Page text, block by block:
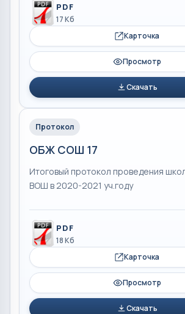
PDF
17 Кб
Карточка
Просмотр
Скачать
Протокол
ОБЖ СОШ 17
Итоговый протокол проведения
ВОШ в 2020-2021 уч.году
PDF
18 Кб
Карточка
Просмотр
Скачать